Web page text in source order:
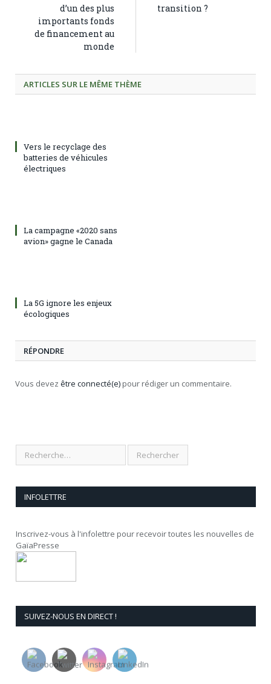
d’un des plus
importants fonds
de financement au
monde
transition ?
ARTICLES SUR LE MÊME THÈME
Vers le recyclage des
batteries de véhicules
électriques
La campagne «2020 sans
avion» gagne le Canada
La 5G ignore les enjeux
écologiques
RÉPONDRE
Vous devez être connecté(e) pour rédiger un commentaire.
INFOLETTRE
Inscrivez-vous à l'infolettre pour recevoir toutes les nouvelles de
GaïaPresse
SUIVEZ-NOUS EN DIRECT !